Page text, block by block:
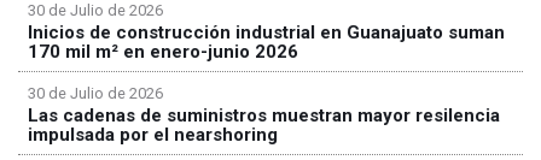
30 de Julio de 2026
Inicios de construcción industrial en Guanajuato suman
170 mil m² en enero-junio 2026
30 de Julio de 2026
Las cadenas de suministros muestran mayor resilencia
impulsada por el nearshoring